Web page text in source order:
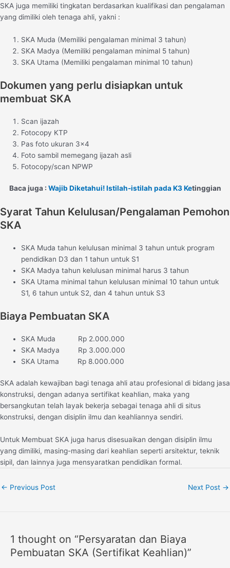
SKA juga memiliki tingkatan berdasarkan kualifikasi dan pengalaman
yang dimiliki oleh tenaga ahli, yakni :
SKA Muda (Memiliki pengalaman minimal 3 tahun)
SKA Madya (Memiliki pengalaman minimal 5 tahun)
SKA Utama (Memiliki pengalaman minimal 10 tahun)
Dokumen yang perlu disiapkan untuk
membuat SKA
Scan ijazah
Fotocopy KTP
Pas foto ukuran 3×4
Foto sambil memegang ijazah asli
Fotocopy/scan NPWP
Baca juga : Wajib Diketahui! Istilah-istilah pada K3 Ketinggian
Syarat Tahun Kelulusan/Pengalaman Pemohon
SKA
SKA Muda tahun kelulusan minimal 3 tahun untuk program
pendidikan D3 dan 1 tahun untuk S1
SKA Madya tahun kelulusan minimal harus 3 tahun
SKA Utama minimal tahun kelulusan minimal 10 tahun untuk
S1, 6 tahun untuk S2, dan 4 tahun untuk S3
Biaya Pembuatan SKA
SKA Muda Rp 2.000.000
SKA Madya Rp 3.000.000
SKA Utama Rp 8.000.000
SKA adalah kewajiban bagi tenaga ahli atau profesional di bidang jasa
konstruksi, dengan adanya sertifikat keahlian, maka yang
bersangkutan telah layak bekerja sebagai tenaga ahli di situs
konstruksi, dengan disiplin ilmu dan keahliannya sendiri.
Untuk Membuat SKA juga harus disesuaikan dengan disiplin ilmu
yang dimiliki, masing-masing dari keahlian seperti arsitektur, teknik
sipil, dan lainnya juga mensyaratkan pendidikan formal.
← Previous Post Next Post →
1 thought on “Persyaratan dan Biaya
Pembuatan SKA (Sertifikat Keahlian)”